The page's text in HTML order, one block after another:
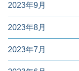
2023年9月
2023年8月
2023年7月